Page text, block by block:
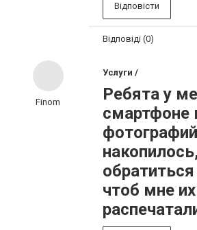
Відповісти
Відповіді (0)
Finom
Услуги /
Ребята у
смартфоне
фотографий
чтоб мне их